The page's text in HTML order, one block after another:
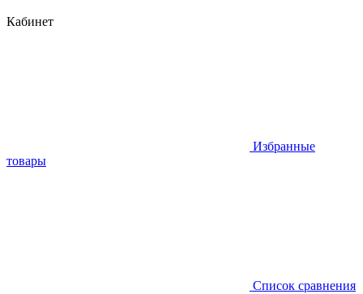
Кабинет
Избранные
товары
Список сравнения